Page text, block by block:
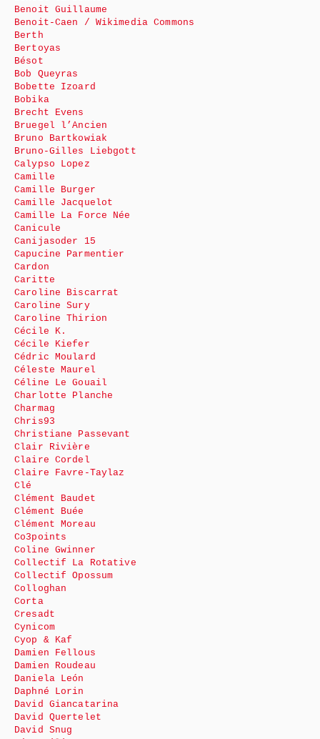
Benoit Guillaume
Benoit-Caen / Wikimedia Commons
Berth
Bertoyas
Bésot
Bob Queyras
Bobette Izoard
Bobika
Brecht Evens
Bruegel l’Ancien
Bruno Bartkowiak
Bruno-Gilles Liebgott
Calypso Lopez
Camille
Camille Burger
Camille Jacquelot
Camille La Force Née
Canicule
Canijasoder 15
Capucine Parmentier
Cardon
Caritte
Caroline Biscarrat
Caroline Sury
Caroline Thirion
Cécile K.
Cécile Kiefer
Cédric Moulard
Céleste Maurel
Céline Le Gouail
Charlotte Planche
Charmag
Chris93
Christiane Passevant
Clair Rivière
Claire Cordel
Claire Favre-Taylaz
Clé
Clément Baudet
Clément Buée
Clément Moreau
Co3points
Coline Gwinner
Collectif La Rotative
Collectif Opossum
Colloghan
Corta
Cresadt
Cynicom
Cyop & Kaf
Damien Fellous
Damien Roudeau
Daniela León
Daphné Lorin
David Giancatarina
David Quertelet
David Snug